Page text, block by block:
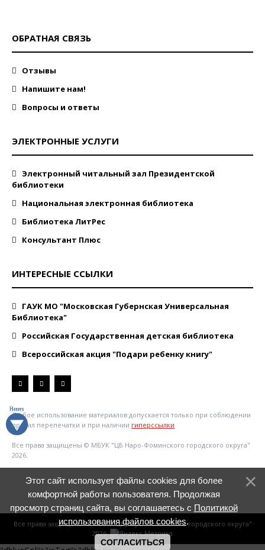
ОБРАТНАЯ СВЯЗЬ
Отзывы
Напишите нам!
Вопросы и ответы
ЭЛЕКТРОННЫЕ УСЛУГИ
Электронный читальный зал Президентской
библиотеки
Национальная электронная библиотека
Библиотека ЛитРес
Консультант Плюс
ИНТЕРЕСНЫЕ ССЫЛКИ
ГАУК МО "Московская Губернская Универсальная
Библиотека"
Российская Государственная детская библиотека
Всероссийская акция "Подари ребенку книгу"
Любое использование материалов допускается только при соблюдении
правил перепечатки и при наличии гиперссылки
Все права защищены © МБУК "ЦБ Наро-Фоминского городского округа"
2026.
Все права защищены © МБУК "ЦБ Наро-Фоминского городского округа"
2026.
Этот сайт использует файлы cookies для более
комфортной работы пользователя. Продолжая
просмотр страниц сайта, вы соглашаетесь с Политикой
использования файлов cookies.
СОГЛАСИТЬСЯ